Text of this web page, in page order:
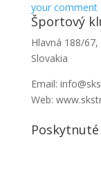
your comment
Športový
Hlavná 188/
Slovakia
Email:
Web: